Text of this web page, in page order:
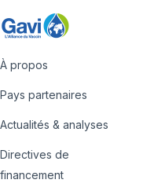
Footer
À propos
Pays partenaires
Actualités & analyses
Country
Directives de
financement